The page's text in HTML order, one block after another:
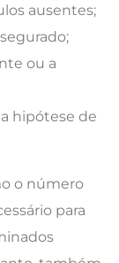
ausentes;
ou a
hipótese de
o número
para